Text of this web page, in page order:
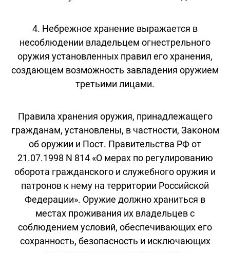
4. Небрежное хранение выражается в
несоблюдении владельцем огнестрельного
оружия установленных правил его хранения,
создающем возможность завладения оружием
третьими лицами.
Правила хранения оружия, принадлежащего
гражданам, установлены, в частности, Законом
об оружии и Пост. Правительства РФ от
21.07.1998 N 814 «О мерах по регулированию
оборота гражданского и служебного оружия и
патронов к нему на территории Российской
Федерации». Оружие должно храниться в
местах проживания их владельцев с
соблюдением условий, обеспечивающих его
сохранность, безопасность и исключающих